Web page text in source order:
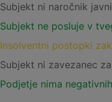
Subjekt ni naročnik
Subjekt ne posluje v
Insolventni postopki
Subjekt ni zavezanec
Podjetje nima